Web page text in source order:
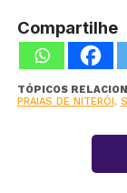
Compartilhe
TÓPICOS
PRAIAS DE NITERÓI ,